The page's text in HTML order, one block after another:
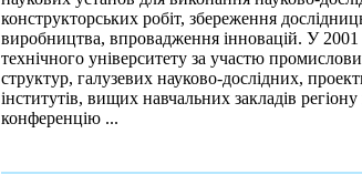
конструкторських робіт, збере­ження
виробництва, впровадження інновацій. У 2001
технічного університету за участю
структур, галузевих науково-дослідних,
інститутів, вищих навчальних закладів
конферен­цію ...